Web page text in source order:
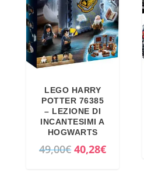
LEGO HARRY
POTTER 76385
– LEZIONE DI
INCANTESIMI A
HOGWARTS
49,00€I
40,28€I